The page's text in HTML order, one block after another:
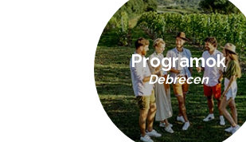
Programok
Debrecen